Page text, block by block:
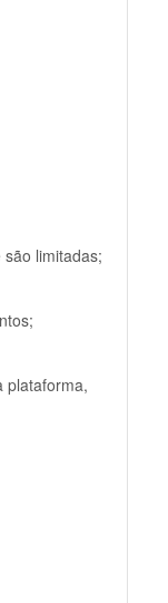
limitadas;
plataforma,